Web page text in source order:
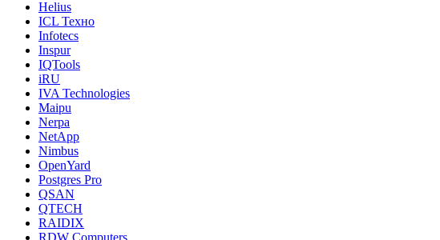
Helius
ICL Техно
Infotecs
Inspur
IQTools
iRU
IVA Technologies
Maipu
Nerpa
NetApp
Nimbus
OpenYard
Postgres Pro
QSAN
QTECH
RAIDIX
RDW Computers